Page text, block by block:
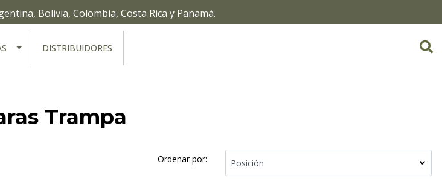
DISTRIBUIDORES
Bolivia, Colombia, Costa Rica y Panamá.
Trampa
Ordenar por: